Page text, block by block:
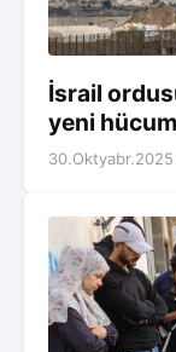
İsrail
yeni
30.Oktyabr.2025